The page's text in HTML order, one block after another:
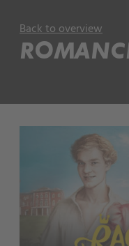
Back to overview